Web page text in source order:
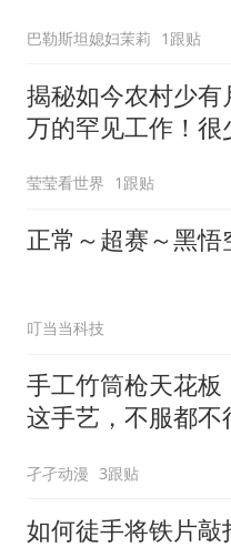
巴勒斯坦媳妇茉莉 1跟贴
揭秘如今农村少有
万的罕见工作！很
莹莹看世界 1跟贴
正常～超赛～黑悟
叮当当科技
手工竹筒枪天花板
这手艺，不服都不
孑孑动漫 3跟贴
如何徒手将铁片敲